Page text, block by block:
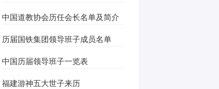
中国道教协会历任会长名单及简介
历届国铁集团领导班子成员名单
中国历届领导班子一览表
福建游神五大世子来历